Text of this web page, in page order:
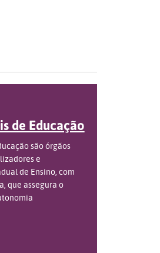
de Educação
são órgãos
e
de Ensino, com
que assegura o